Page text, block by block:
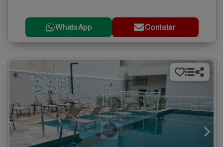
WhatsApp Contatar